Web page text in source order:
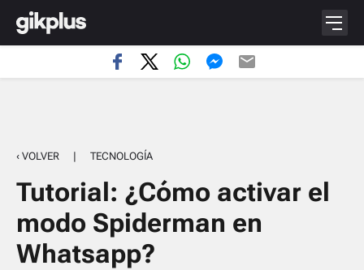
‹ VOLVER | TECNOLOGÍA
Tutorial: ¿Cómo activar el
modo Spiderman en
Whatsapp?